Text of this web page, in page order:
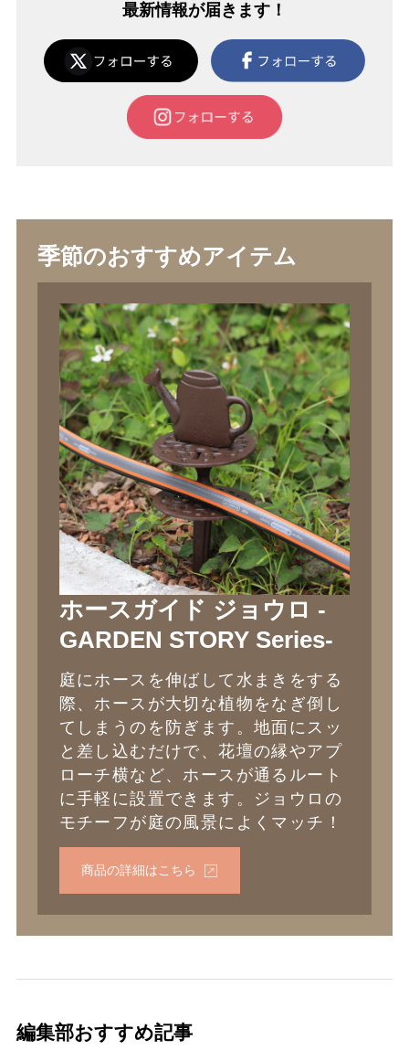
最新情報が届きます！
季節のおすすめアイテム
ホースガイド ジョウロ -
GARDEN STORY Series-
庭にホースを伸ばして水まきをする
際、ホースが大切な植物をなぎ倒し
てしまうのを防ぎます。地面にスッ
と差し込むだけで、花壇の縁やアプ
ローチ横など、ホースが通るルート
に手軽に設置できます。ジョウロの
モチーフが庭の風景によくマッチ！
商品の詳細はこちら
編集部おすすめ記事